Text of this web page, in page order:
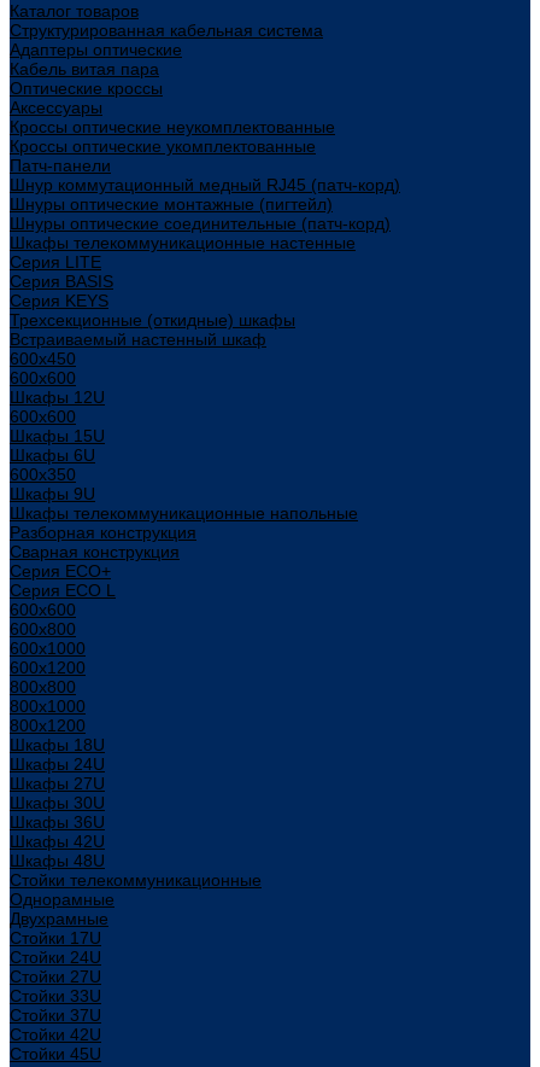
Каталог товаров
Структурированная кабельная система
Адаптеры оптические
Кабель витая пара
Оптические кроссы
Аксессуары
Кроссы оптические неукомплектованные
Кроссы оптические укомплектованные
Патч-панели
Шнур коммутационный медный RJ45 (патч-корд)
Шнуры оптические монтажные (пигтейл)
Шнуры оптические соединительные (патч-корд)
Шкафы телекоммуникационные настенные
Cерия LITE
Cерия BASIS
Cерия KEYS
Трехсекционные (откидные) шкафы
Встраиваемый настенный шкаф
600x450
600x600
Шкафы 12U
600x600
Шкафы 15U
Шкафы 6U
600x350
Шкафы 9U
Шкафы телекоммуникационные напольные
Разборная конструкция
Сварная конструкция
Серия ECO+
Серия ECO L
600x600
600x800
600х1000
600х1200
800x800
800х1000
800х1200
Шкафы 18U
Шкафы 24U
Шкафы 27U
Шкафы 30U
Шкафы 36U
Шкафы 42U
Шкафы 48U
Стойки телекоммуникационные
Однорамные
Двухрамные
Стойки 17U
Стойки 24U
Стойки 27U
Стойки 33U
Стойки 37U
Стойки 42U
Стойки 45U